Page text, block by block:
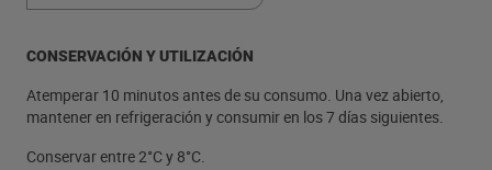
CONSERVACIÓN Y UTILIZACIÓN
Atemperar 10 minutos antes de su consumo. Una vez abierto,
mantener en refrigeración y consumir en los 7 días siguientes.
Conservar entre 2°C y 8°C.